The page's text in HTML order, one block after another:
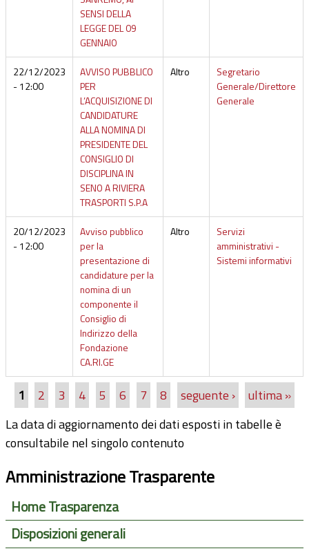
SENSI DELLA
LEGGE DEL 09
GENNAIO
22/12/2023
- 12:00
AVVISO PUBBLICO
PER
L’ACQUISIZIONE DI
CANDIDATURE
ALLA NOMINA DI
PRESIDENTE DEL
CONSIGLIO DI
DISCIPLINA IN
SENO A RIVIERA
TRASPORTI S.P.A
Altro
Segretario
Generale/Direttore
Generale
20/12/2023
- 12:00
Avviso pubblico
per la
presentazione di
candidature per la
nomina di un
componente il
Consiglio di
Indirizzo della
Fondazione
CA.RI.GE
Altro
Servizi
amministrativi -
Sistemi informativi
Pagine
1 2 3 4 5 6 7 8 seguente ›
ultima »
La data di aggiornamento dei dati esposti in tabelle è
consultabile nel singolo contenuto
Amministrazione Trasparente
Home Trasparenza
Disposizioni generali